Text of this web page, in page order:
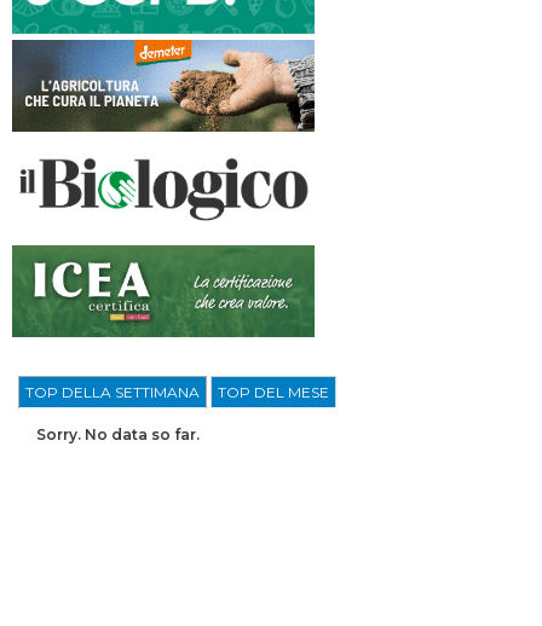
TOP DELLA SETTIMANA TOP DEL MESE
Sorry. No data so far.